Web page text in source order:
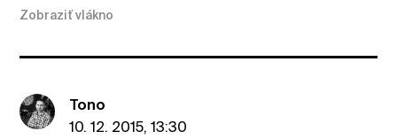
Zobraziť vlákno
Tono
10. 12. 2015, 13:30